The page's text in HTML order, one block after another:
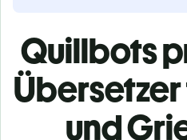
Quillbots
und